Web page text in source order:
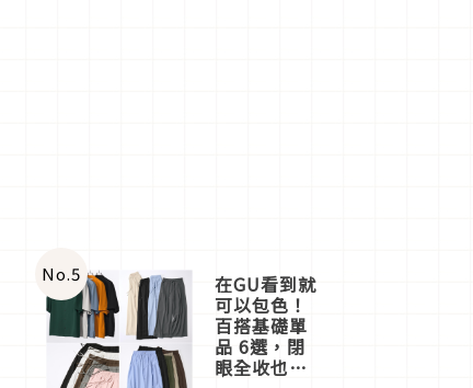
No.5 在GU看到就
可以包色！
百搭基礎單
品 6選，閉
眼全收也不